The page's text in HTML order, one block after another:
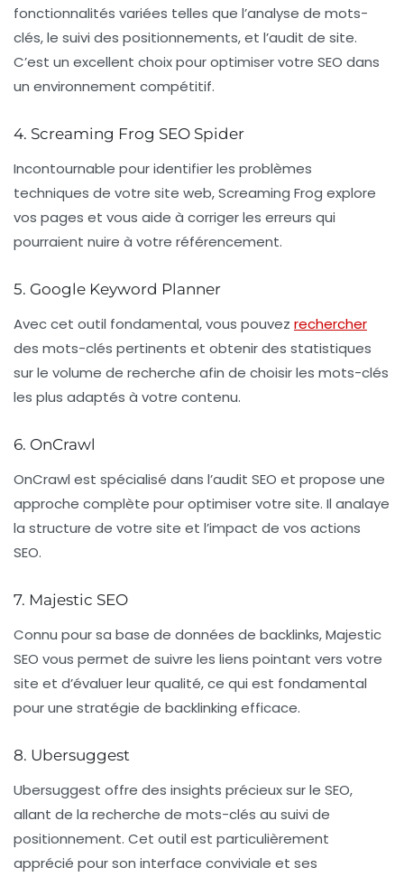
fonctionnalités variées telles que l’analyse de mots-
clés, le suivi des positionnements, et l’audit de site.
C’est un excellent choix pour optimiser votre SEO dans
un environnement compétitif.
4. Screaming Frog SEO Spider
Incontournable pour identifier les problèmes
techniques de votre site web, Screaming Frog explore
vos pages et vous aide à corriger les erreurs qui
pourraient nuire à votre référencement.
5. Google Keyword Planner
Avec cet outil fondamental, vous pouvez rechercher
des mots-clés pertinents et obtenir des statistiques
sur le volume de recherche afin de choisir les mots-clés
les plus adaptés à votre contenu.
6. OnCrawl
OnCrawl est spécialisé dans l’audit SEO et propose une
approche complète pour optimiser votre site. Il analaye
la structure de votre site et l’impact de vos actions
SEO.
7. Majestic SEO
Connu pour sa base de données de backlinks, Majestic
SEO vous permet de suivre les liens pointant vers votre
site et d’évaluer leur qualité, ce qui est fondamental
pour une stratégie de backlinking efficace.
8. Ubersuggest
Ubersuggest offre des insights précieux sur le SEO,
allant de la recherche de mots-clés au suivi de
positionnement. Cet outil est particulièrement
apprécié pour son interface conviviale et ses